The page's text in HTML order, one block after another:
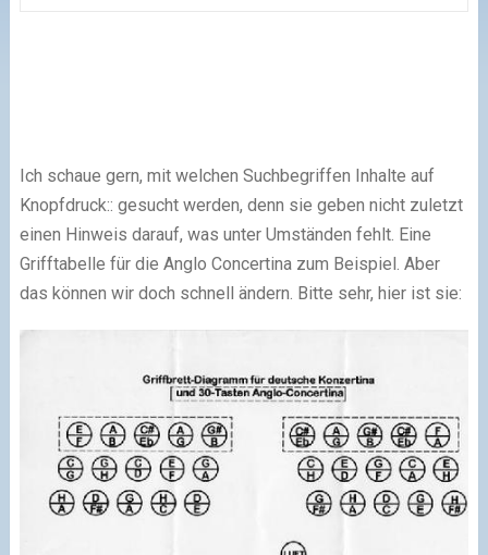
Ich schaue gern, mit welchen Suchbegriffen Inhalte auf
Knopfdruck:: gesucht werden, denn sie geben nicht zuletzt
einen Hinweis darauf, was unter Umständen fehlt. Eine
Grifftabelle für die Anglo Concertina zum Beispiel. Aber
das können wir doch schnell ändern. Bitte sehr, hier ist sie: